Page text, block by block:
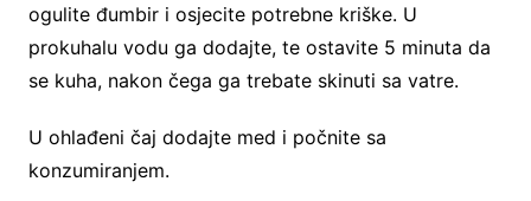
ogulite đumbir i osjecite potrebne kriške. U
prokuhalu vodu ga dodajte, te ostavite 5 minuta da
se kuha, nakon čega ga trebate skinuti sa vatre.
U ohlađeni čaj dodajte med i počnite sa
konzumiranjem.